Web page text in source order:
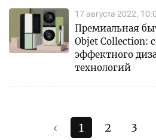
17 августа 2022,
Премиальная
Objet Collection:
эффектного
технологий
‹ 1 2 3